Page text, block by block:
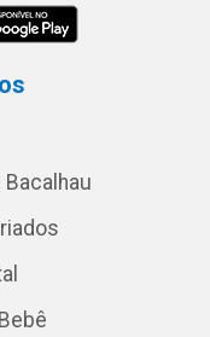
Bacalhau